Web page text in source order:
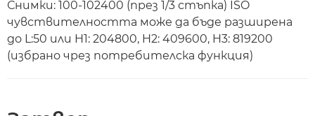
Снимки: 100-102400 (през 1/3 стъпка) ISO
чувствителността може да бъде разширена
до L:50 или H1: 204800, H2: 409600, H3: 819200
(избрано чрез потребителска функция)